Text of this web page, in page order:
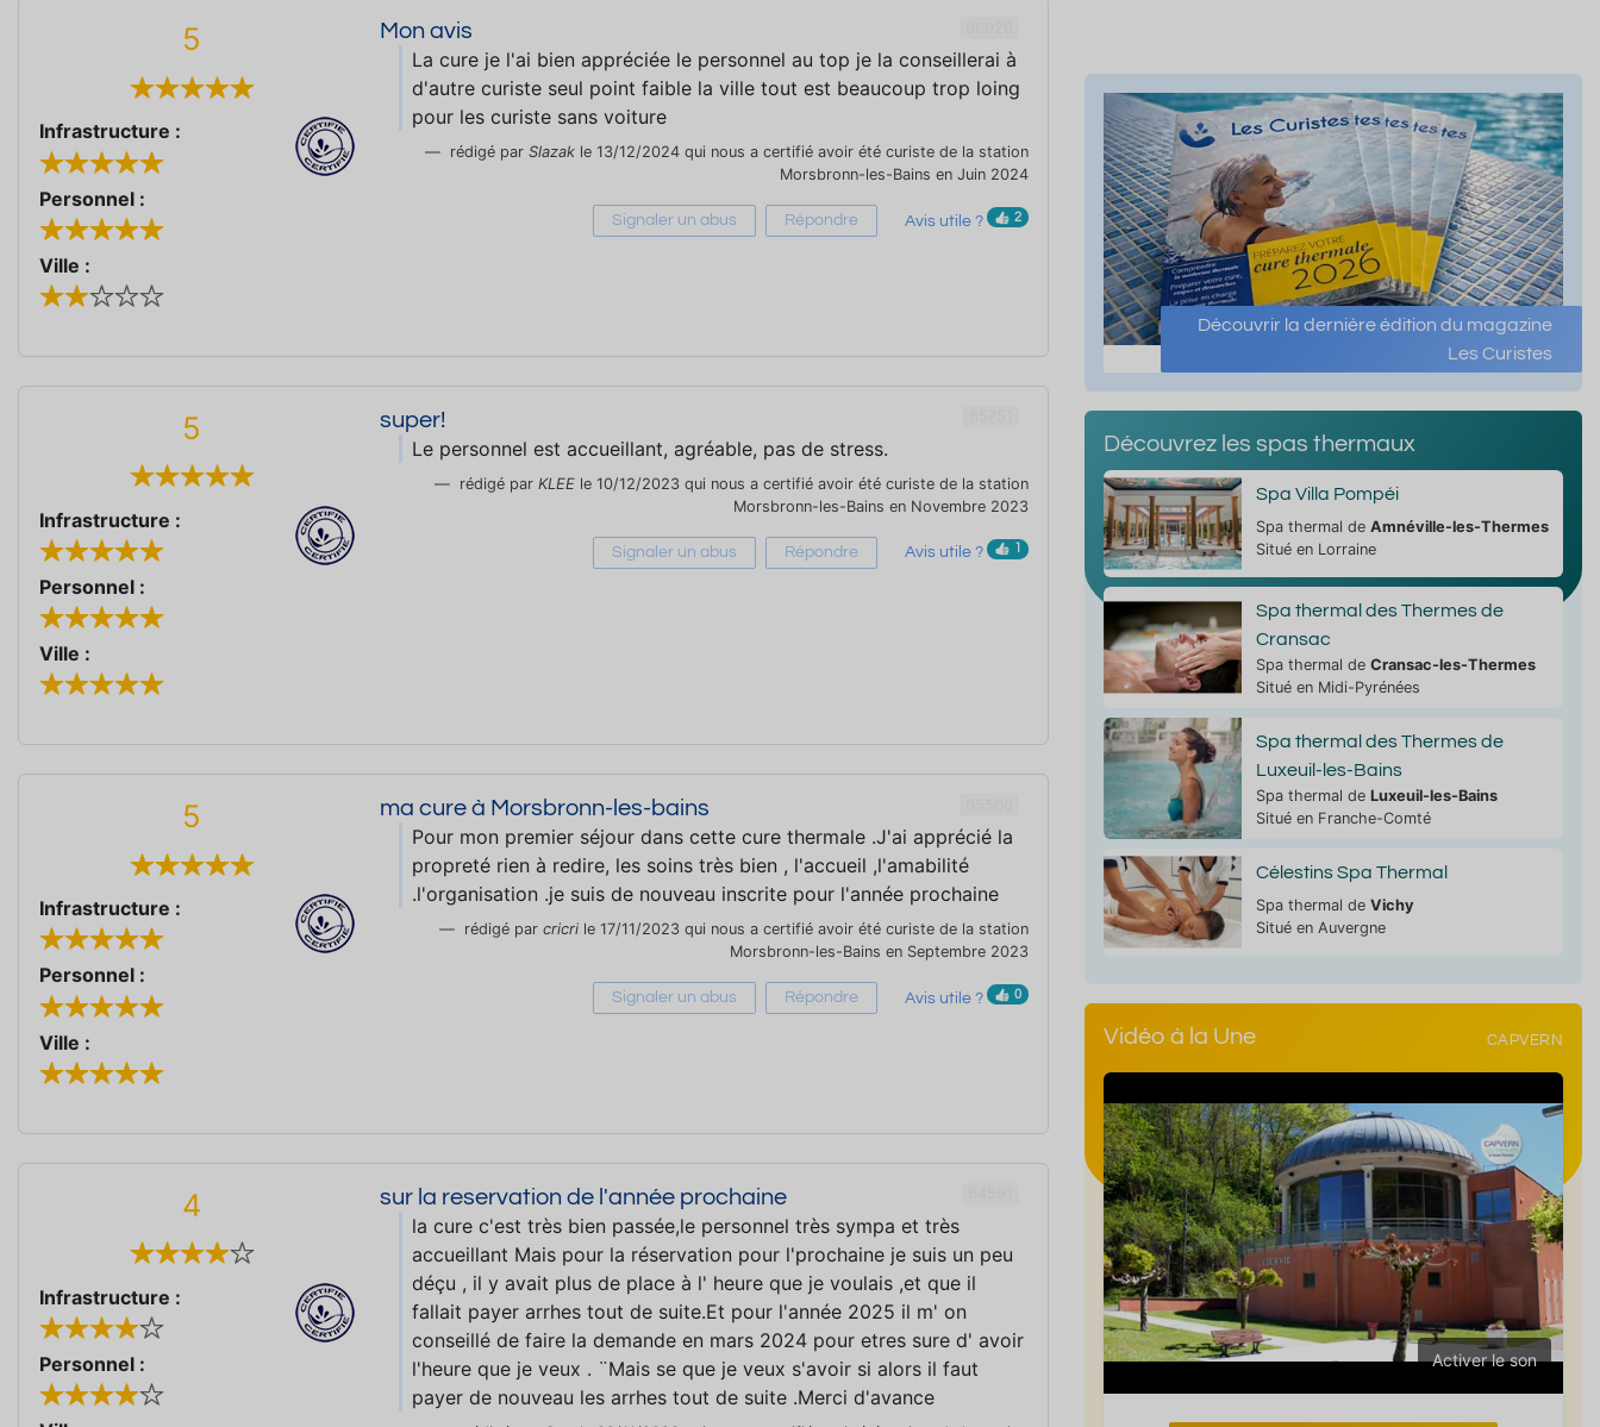
5
Infrastructure :
Personnel :
Ville :
Mon avis
La cure je l'ai bien appréciée le personnel au top je la conseillerai à
d'autre curiste seul point faible la ville tout est beaucoup trop loing
pour les curiste sans voiture
rédigé par Slazak le 13/12/2024 qui nous a certifié avoir été curiste de la station
Morsbronn-les-Bains en Juin 2024
Signaler un abus Répondre Avis utile ? 2
5
Infrastructure :
Personnel :
Ville :
super!
Le personnel est accueillant, agréable, pas de stress.
rédigé par KLEEle 10/12/2023 qui nous a certifié avoir été curiste de la station
Morsbronn-les-Bains en Novembre 2023
Signaler un abus Répondre Avis utile ? 1
5
Infrastructure :
Personnel :
Ville :
ma cure à Morsbronn-les-bains
Pour mon premier séjour dans cette cure thermale .J'ai apprécié la
propreté rien à redire, les soins très bien , l'accueil ,l'amabilité
.l'organisation .je suis de nouveau inscrite pour l'année prochaine
rédigé par cricrile 17/11/2023 qui nous a certifié avoir été curiste de la station
Morsbronn-les-Bains en Septembre 2023
Signaler un abus Répondre Avis utile ? 0
4
Infrastructure :
Personnel :
sur la reservation de l'année prochaine
la cure c'est très bien passée,le personnel très sympa et très
accueillant Mais pour la réservation pour l'prochaine je suis un peu
déçu , il y avait plus de place à l' heure que je voulais ,et que il
fallait payer arrhes tout de suite.Et pour l'année 2025 il m' on
conseillé de faire la demande en mars 2024 pour etres sure d' avoir
l'heure que je veux . ¨Mais se que je veux s'avoir si alors il faut
payer de nouveau les arrhes tout de suite .Merci d'avance
Découvrir la dernière édition du magazine
Les Curistes
Découvrez les spas thermaux
Spa Villa Pompéi
Spa thermal de Amnéville-les-Thermes
Situé en Lorraine
Spa thermal des Thermes de
Cransac
Spa thermal de Cransac-les-Thermes
Situé en Midi-Pyrénées
Spa thermal des Thermes de
Luxeuil-les-Bains
Spa thermal de Luxeuil-les-Bains
Situé en Franche-Comté
Célestins Spa Thermal
Spa thermal de Vichy
Situé en Auvergne
Vidéo à la Une CAPVERN
Activer le son